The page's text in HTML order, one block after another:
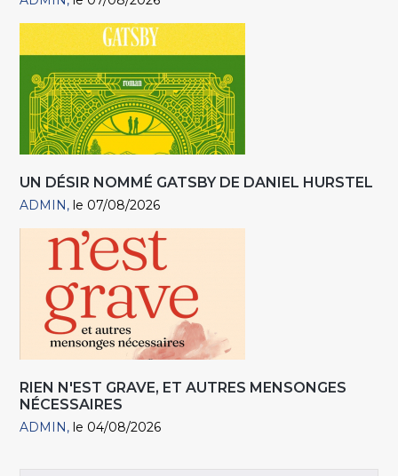
UN DÉSIR NOMMÉ GATSBY DE DANIEL HURSTEL
ADMIN le 07/08/2026
RIEN N'EST GRAVE, ET AUTRES MENSONGES
NÉCESSAIRES
ADMIN le 04/08/2026